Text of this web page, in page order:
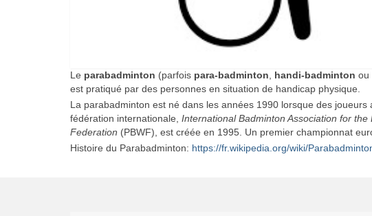
Le parabadminton (parfois para-badminton, handi-badminton ou
est pratiqué par des personnes en situation de handicap physique.
La parabadminton est né dans les années 1990 lorsque des
fédération internationale, International Badminton Association for the
Federation (PBWF), est créée en 1995. Un premier championnat
Histoire du Parabadminton: https://fr.wikipedia.org/wiki/